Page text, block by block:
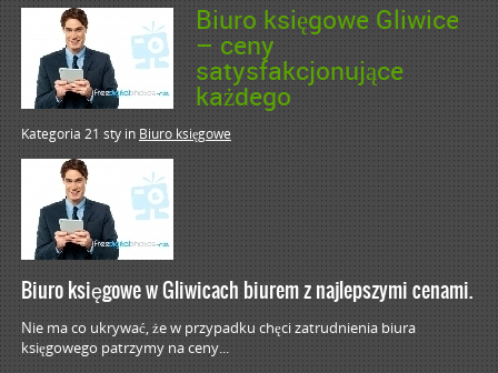
Biuro księgowe Gliwice
– ceny
satysfakcjonujące
każdego
Kategoria 21 styinBiuro księgowe
Biuro księgowe w Gliwicach biurem z najlepszymi cenami.
Nie ma co ukrywać, że w przypadku chęci zatrudnienia biura
księgowego patrzymy na ceny...